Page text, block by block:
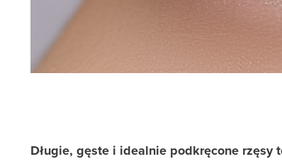
Długie, gęste i idealnie podkręcone